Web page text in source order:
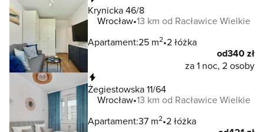
Krynicka 46/8
Wrocław 13 km od Racławice Wielkie
Apartament:25 m2 2 łóżka
od340 zł
za 1 noc, 2 osoby
Żegiestowska 11/64
Wrocław 13 km od Racławice Wielkie
Apartament:37 m2 2 łóżka